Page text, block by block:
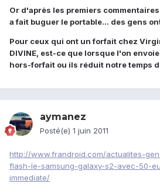
Or d'après les premiers
a fait buguer le portable... des gens
Pour ceux qui ont un forfait chez
DIVINE, est-ce que lorsque l'on
hors-forfait ou ils réduit notre temps
aymanez
Posté(e) 1 juin 2011
http://www.frandroid.com/actualites-
flash-le-samsung-galaxy-s2-avec-50-
immediate/